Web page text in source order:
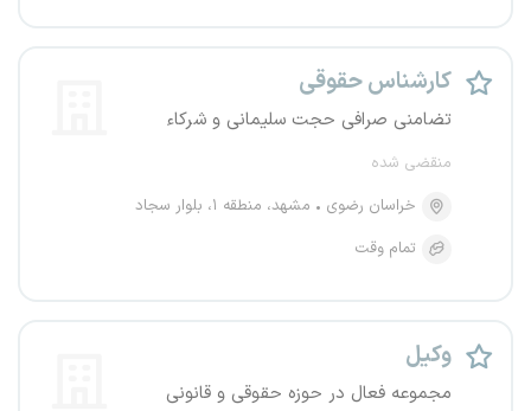
کارشناس حقوقی
تضامنی صرافی حجت سلیمانی و شرکاء
منقضی شده
خراسان رضوی
مشهد، منطقه ۱، بلوار سجاد
تمام وقت
وکیل
مجموعه فعال در حوزه حقوقی و قانونی